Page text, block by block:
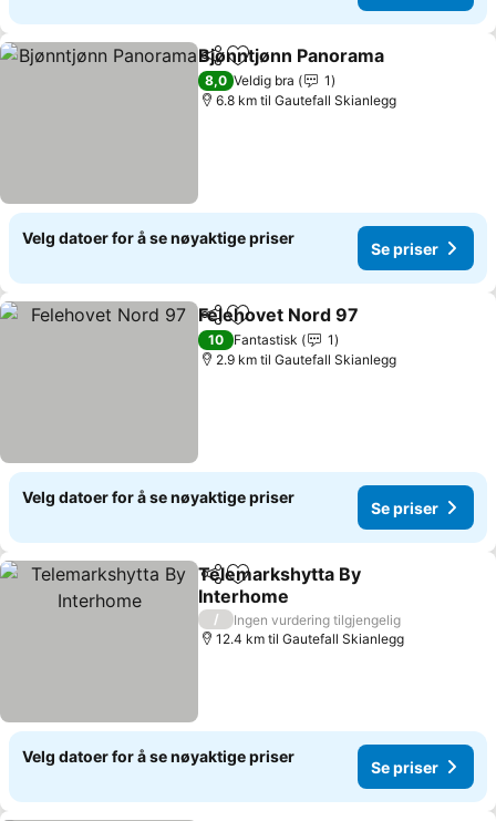
Del Legg til i favoritter
Bjønntjønn Panorama
8,0 Veldig bra
1
6.8 km til Gautefall Skianlegg
Velg datoer for å se nøyaktige priser
Se priser
Del Legg til i favoritter
Felehovet Nord 97
10 Fantastisk
1
2.9 km til Gautefall Skianlegg
Velg datoer for å se nøyaktige priser
Se priser
Del Legg til i favoritter
Telemarkshytta By
Interhome
Se priser
/
Ingen vurdering tilgjengelig
12.4 km til Gautefall Skianlegg
Velg datoer for å se nøyaktige priser
Se priser